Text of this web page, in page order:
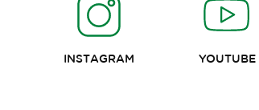
INSTAGRAM YOUTUBE